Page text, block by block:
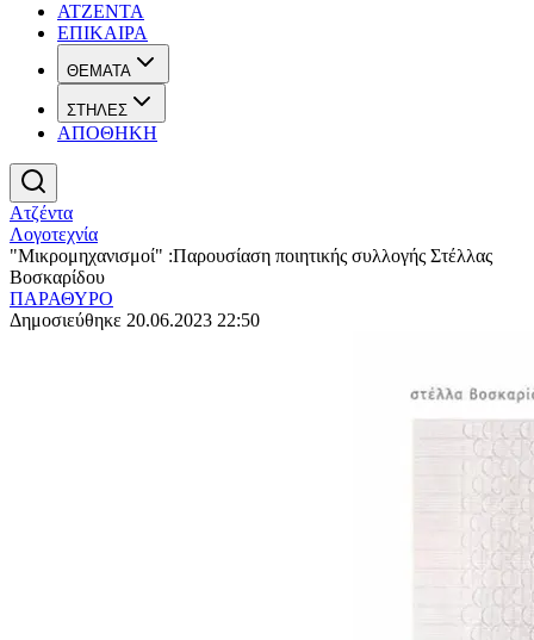
ΑΤΖΕΝΤΑ
ΕΠΙΚΑΙΡΑ
ΘΕΜΑΤΑ
ΣΤΗΛΕΣ
ΑΠΟΘΗΚΗ
Ατζέντα
Λογοτεχνία
"Μικρομηχανισμοί" :Παρουσίαση ποιητικής συλλογής Στέλλας
Βοσκαρίδου
ΠΑΡΑΘΥΡΟ
Δημοσιεύθηκε 20.06.2023 22:50